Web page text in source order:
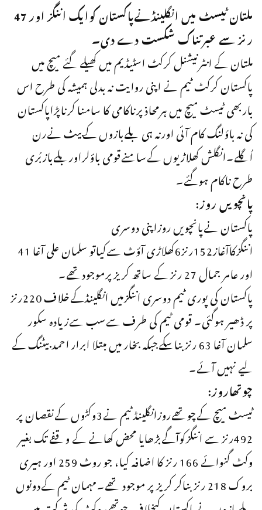
ملتان ٹیسٹ میں انگلینڈنےپاکستان کوایک اننگز اور 47
رنز سے عبرتناک شکست دے دی۔
ملتان کے انٹرنیشنل کرکٹ اسٹیڈیم میں کھیلے گئے میچ میں
پاکستان کرکٹ ٹیم نے اپنی روایت نہ بدلی ہمیشہ کی طرح اس
باربھی ٹیسٹ میچ میں ہرمحاذپرناکامی کا سامنا کرناپڑاپاکستان
کی نہ باؤلنگ کام آئی اورنہ ہی بلےبازوں کےبیٹ نےرن
اُگلے۔انگلش کھلاڑیوں کےسامنےقومی باؤلراوربلےبازبُری
طرح ناکام ہوگئے۔
پانچویں روز:
پاکستان نےپانچویں روزاپنی دوسری
اننگزکاآغاز152رنز6کھلاڑی آؤٹ سےکیاتو سلمان علی آغا 41
اور عامر جمال 27 رنز کے ساتھ کریزپرموجودتھے۔
پاکستان کی پوری ٹیم دوسری اننگزمیں انگلینڈکےخلاف 220رنز
پر ڈھیر ہوگئی۔ قومی ٹیم کی طرف سےسب سےزیادہ سکور
سلمان آغا 63 رنزبناسکےجبکہ بخار میں مبتلا ابرار احمد بیٹنگ کے
لیے نہیں آئے۔
چوتھاروز:
ٹیسٹ میچ کےچوتھےروزانگلینڈٹیم نے3وکٹوں کےنقصان پر
492رنز سے اننگزکوآگےبڑھایا محض کھانے کے وقفے تک بغیر
وکٹ گنوائے 166 رنز کا اضافہ کیا، جو روٹ 259 اور ہیری
بروک 218 رنز بناکر کریز پر موجود تھے۔مہمان ٹیم کےدونوں